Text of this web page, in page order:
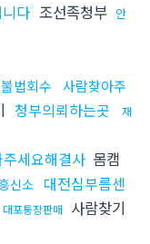
다 조선족청부 안
법회수
사람찾아주
청부의뢰하는곳
재
주세요해결사 몸캠
신소 대전심부름센
대포통장판매 사람찾기